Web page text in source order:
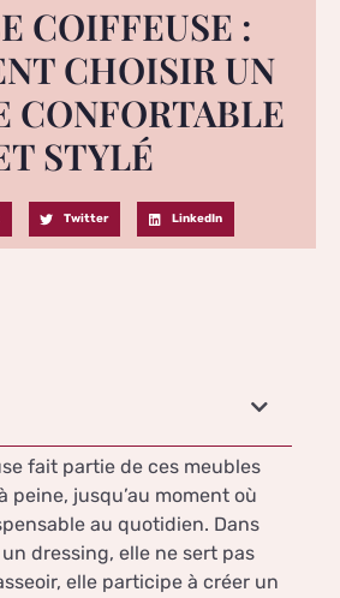
COIFFEUSE :
CHOISIR UN
CONFORTABLE
STYLÉ
Twitter LinkedIn
fait partie de ces meubles
peine, jusqu’au moment où
au quotidien. Dans
dressing, elle ne sert pas
elle participe à créer un